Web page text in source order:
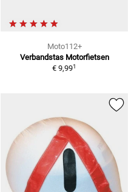
Moto112+
Verbandstas Motorfietsen
€ 9,991